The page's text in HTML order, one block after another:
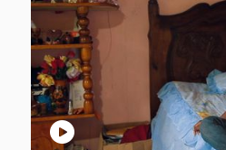
play_circle